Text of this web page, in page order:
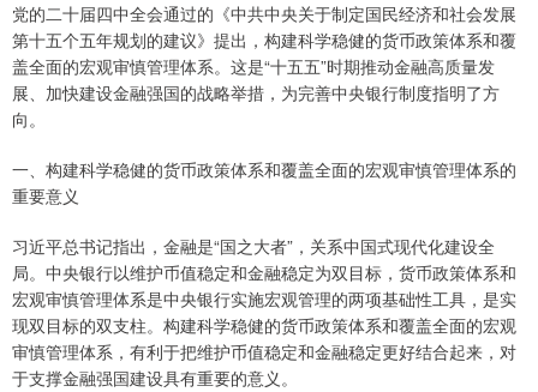
党的二十届四中全会通过的《中共中央关于制定国民经济和社会发展
第十五个五年规划的建议》提出，构建科学稳健的货币政策体系和覆
盖全面的宏观审慎管理体系。这是“十五五”时期推动金融高质量发
展、加快建设金融强国的战略举措，为完善中央银行制度指明了方
向。
一、构建科学稳健的货币政策体系和覆盖全面的宏观审慎管理体系的
重要意义
习近平总书记指出，金融是“国之大者”，关系中国式现代化建设全
局。中央银行以维护币值稳定和金融稳定为双目标，货币政策体系和
宏观审慎管理体系是中央银行实施宏观管理的两项基础性工具，是实
现双目标的双支柱。构建科学稳健的货币政策体系和覆盖全面的宏观
审慎管理体系，有利于把维护币值稳定和金融稳定更好结合起来，对
于支撑金融强国建设具有重要的意义。